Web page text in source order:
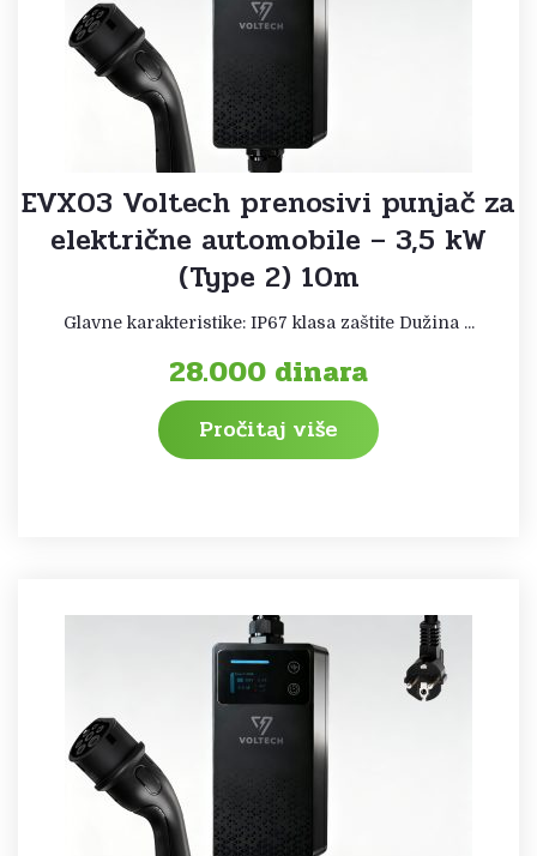
EVX03 Voltech prenosivi punjač za
električne automobile – 3,5 kW
(Type 2) 10m
Glavne karakteristike: IP67 klasa zaštite Dužina ...
28.000 dinara
Pročitaj više